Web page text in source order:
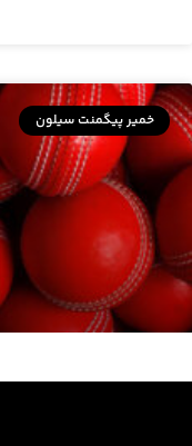
خمیر پیگمنت سیلون